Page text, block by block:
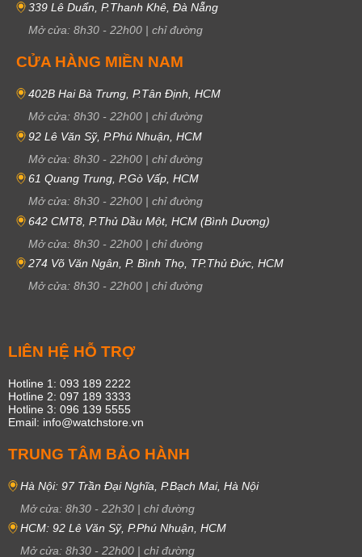
339 Lê Duẩn, P.Thanh Khê, Đà Nẵng
Mở cửa: 8h30 - 22h00 | chỉ đường
CỬA HÀNG MIỀN NAM
402B Hai Bà Trưng, P.Tân Định, HCM
Mở cửa: 8h30 - 22h00 | chỉ đường
92 Lê Văn Sỹ, P.Phú Nhuận, HCM
Mở cửa: 8h30 - 22h00 | chỉ đường
61 Quang Trung, P.Gò Vấp, HCM
Mở cửa: 8h30 - 22h00 | chỉ đường
642 CMT8, P.Thủ Dầu Một, HCM (Bình Dương)
Mở cửa: 8h30 - 22h00 | chỉ đường
274 Võ Văn Ngân, P. Bình Thọ, TP.Thủ Đức, HCM
Mở cửa: 8h30 - 22h00 | chỉ đường
LIÊN HỆ HỖ TRỢ
Hotline 1: 093 189 2222
Hotline 2: 097 189 3333
Hotline 3: 096 139 5555
Email: info@watchstore.vn
TRUNG TÂM BẢO HÀNH
Hà Nội: 97 Trần Đại Nghĩa, P.Bạch Mai, Hà Nội
Mở cửa: 8h30 - 22h30 | chỉ đường
HCM: 92 Lê Văn Sỹ, P.Phú Nhuận, HCM
Mở cửa: 8h30 - 22h00 | chỉ đường